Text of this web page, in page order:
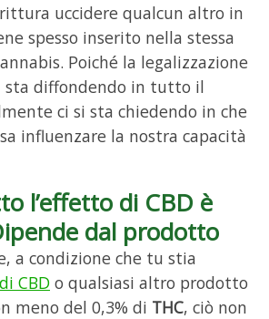
uccidere qualcun altro in
spesso inserito nella stessa
Poiché la legalizzazione
sta diffondendo in tutto il
ci si sta chiedendo in che
influenzare la nostra capacità
l’effetto di CBD è
dal prodotto
a condizione che tu stia
CBD o qualsiasi altro prodotto
meno del 0,3% di THC, ciò non